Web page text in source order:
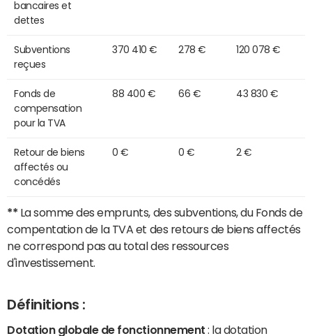
bancaires et
dettes
Subventions
reçues
370 410 € 278 € 120 078 €
Fonds de
compensation
pour la TVA
88 400 € 66 € 43 830 €
Retour de biens
affectés ou
concédés
0 € 0 € 2 €
** La somme des emprunts, des subventions, du Fonds de
compentation de la TVA et des retours de biens affectés
ne correspond pas au total des ressources
d'investissement.
Définitions :
Dotation globale de fonctionnement : la dotation